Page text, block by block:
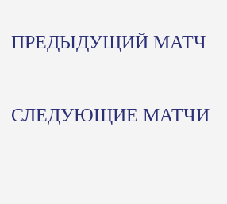
ПРЕДЫДУЩИЙ МАТЧ
СЛЕДУЮЩИЕ МАТЧИ